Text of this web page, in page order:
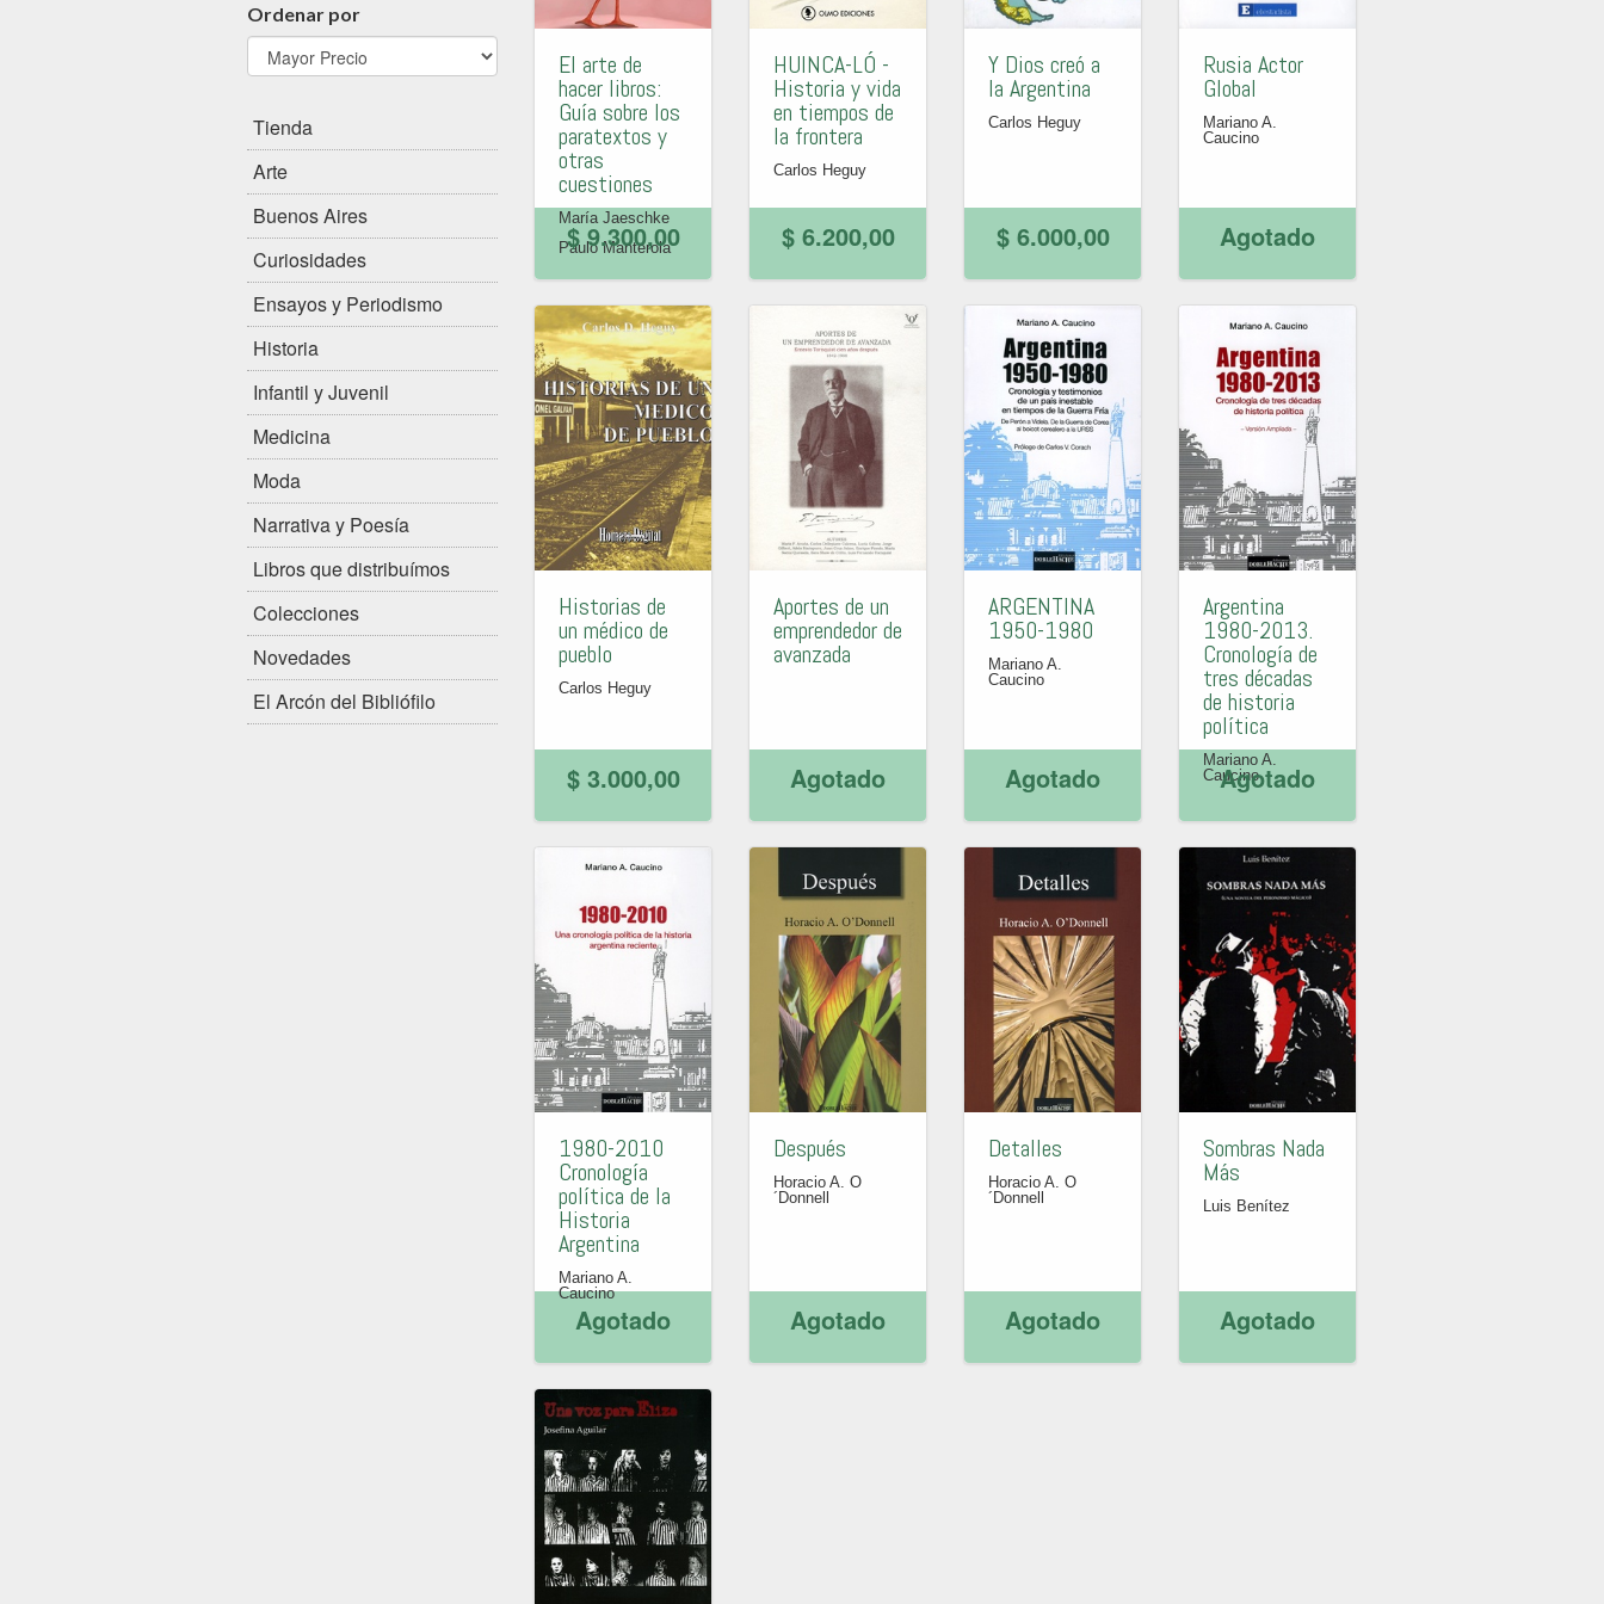
Ordenar por
Tienda
Arte
Buenos Aires
Curiosidades
Ensayos y Periodismo
Historia
Infantil y Juvenil
Medicina
Moda
Narrativa y Poesía
Libros que distribuímos
Colecciones
Novedades
El Arcón del Bibliófilo
El arte de
hacer libros:
Guía sobre los
paratextos y
otras
cuestiones
María Jaeschke
Paulo Manterola
$ 9.300,00
HUINCA-LÓ -
Historia y vida
en tiempos de
la frontera
Carlos Heguy
$ 6.200,00
Y Dios creó a
la Argentina
Carlos Heguy
$ 6.000,00
Rusia Actor
Global
Mariano A.
Caucino
Agotado
Historias de
un médico de
pueblo
Carlos Heguy
$ 3.000,00
Aportes de un
emprendedor de
avanzada
Agotado
ARGENTINA
1950-1980
Mariano A.
Caucino
Agotado
Argentina
1980-2013.
Cronología de
tres décadas
de historia
política
Mariano A.
Caucino
Agotado
1980-2010
Cronología
política de la
Historia
Argentina
Mariano A.
Caucino
Agotado
Después
Horacio A. O
´Donnell
Agotado
Detalles
Horacio A. O
´Donnell
Agotado
Sombras Nada
Más
Luis Benítez
Agotado